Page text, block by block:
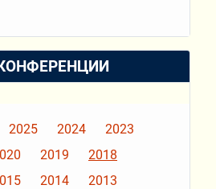
2025 2024
2023
2019
2018
2014
2013